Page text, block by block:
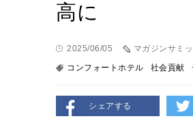
高に
2025/06/05
マガジンサミ
コンフォートホテル
社会貢献
シェアする